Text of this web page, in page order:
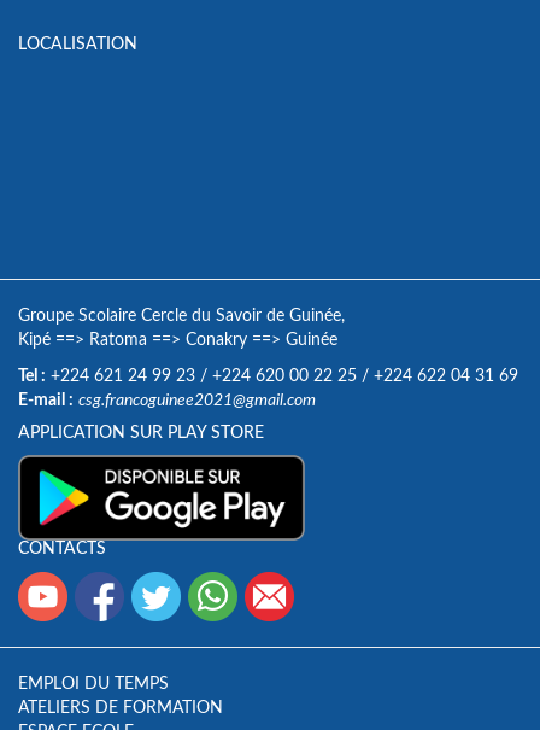
LOCALISATION
Groupe Scolaire Cercle du Savoir de Guinée,
Kipé ==> Ratoma ==> Conakry ==> Guinée
Tel : +224 621 24 99 23 / +224 620 00 22 25 / +224 622 04 31 69
E-mail : csg.francoguinee2021@gmail.com
APPLICATION SUR PLAY STORE
CONTACTS
EMPLOI DU TEMPS
ATELIERS DE FORMATION